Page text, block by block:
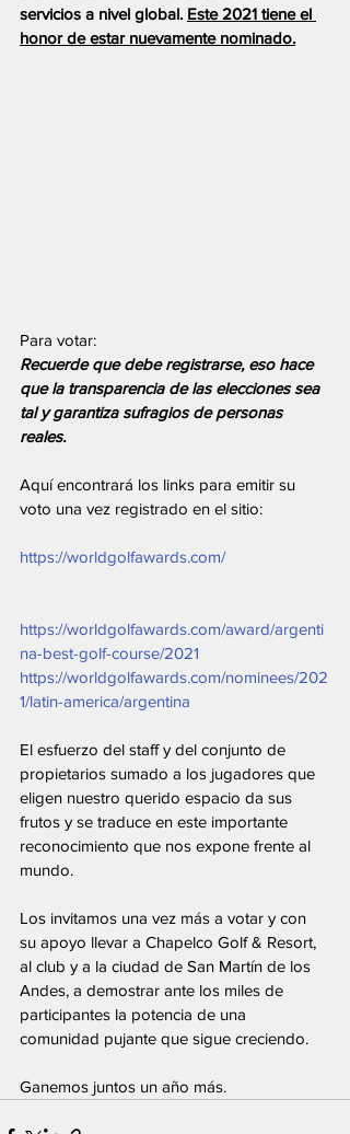
servicios a nivel global. Este 2021 tiene el
honor de estar nuevamente nominado.
Para votar:
Recuerde que debe registrarse, eso hace
que la transparencia de las elecciones sea
tal y garantiza sufragios de personas
reales.
Aquí encontrará los links para emitir su
voto una vez registrado en el sitio:
https://worldgolfawards.com/
https://worldgolfawards.com/award/argenti
na-best-golf-course/2021
https://worldgolfawards.com/nominees/202
1/latin-america/argentina
El esfuerzo del staff y del conjunto de
propietarios sumado a los jugadores que
eligen nuestro querido espacio da sus
frutos y se traduce en este importante
reconocimiento que nos expone frente al
mundo.
Los invitamos una vez más a votar y con
su apoyo llevar a Chapelco Golf & Resort,
al club y a la ciudad de San Martín de los
Andes, a demostrar ante los miles de
participantes la potencia de una
comunidad pujante que sigue creciendo.
Ganemos juntos un año más.